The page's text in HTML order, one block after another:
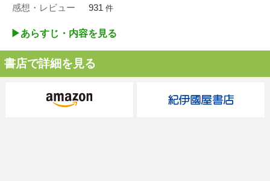
感想・レビュー 931 件
▶︎あらすじ・内容を見る
書店で詳細を見る